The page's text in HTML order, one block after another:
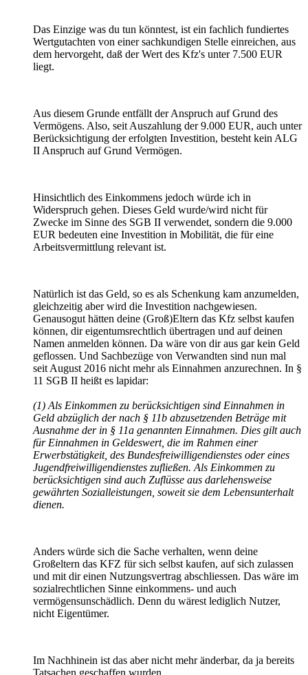
Das Einzige was du tun könntest, ist ein fachlich fundiertes
Wertgutachten von einer sachkundigen Stelle einreichen, aus
dem hervorgeht, daß der Wert des Kfz's unter 7.500 EUR
liegt.
Aus diesem Grunde entfällt der Anspruch auf Grund des
Vermögens. Also, seit Auszahlung der 9.000 EUR, auch unter
Berücksichtigung der erfolgten Investition, besteht kein ALG
II Anspruch auf Grund Vermögen.
Hinsichtlich des Einkommens jedoch würde ich in
Widerspruch gehen. Dieses Geld wurde/wird nicht für
Zwecke im Sinne des SGB II verwendet, sondern die 9.000
EUR bedeuten eine Investition in Mobilität, die für eine
Arbeitsvermittlung relevant ist.
Natürlich ist das Geld, so es als Schenkung kam anzumelden,
gleichzeitig aber wird die Investition nachgewiesen.
Genausogut hätten deine (Groß)Eltern das Kfz selbst kaufen
können, dir eigentumsrechtlich übertragen und auf deinen
Namen anmelden können. Da wäre von dir aus gar kein Geld
geflossen. Und Sachbezüge von Verwandten sind nun mal
seit August 2016 nicht mehr als Einnahmen anzurechnen. In §
11 SGB II heißt es lapidar:
(1) Als Einkommen zu berücksichtigen sind Einnahmen in
Geld abzüglich der nach § 11b abzusetzenden Beträge mit
Ausnahme der in § 11a genannten Einnahmen. Dies gilt auch
für Einnahmen in Geldeswert, die im Rahmen einer
Erwerbstätigkeit, des Bundesfreiwilligendienstes oder eines
Jugendfreiwilligendienstes zufließen. Als Einkommen zu
berücksichtigen sind auch Zuflüsse aus darlehensweise
gewährten Sozialleistungen, soweit sie dem Lebensunterhalt
dienen.
Anders würde sich die Sache verhalten, wenn deine
Großeltern das KFZ für sich selbst kaufen, auf sich zulassen
und mit dir einen Nutzungsvertrag abschliessen. Das wäre im
sozialrechtlichen Sinne einkommens- und auch
vermögensunschädlich. Denn du wärest lediglich Nutzer,
nicht Eigentümer.
Im Nachhinein ist das aber nicht mehr änderbar, da ja bereits
Tatsachen geschaffen wurden.